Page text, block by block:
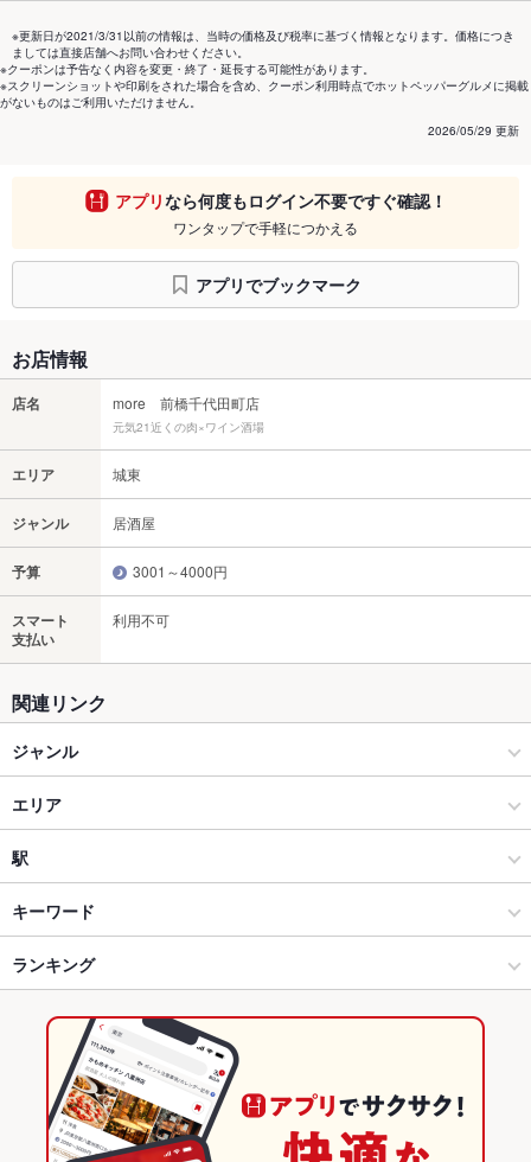
※更新日が2021/3/31以前の情報は、当時の価格及び税率に基づく情報となります。価格につき
ましては直接店舗へお問い合わせください。
※クーポンは予告なく内容を変更・終了・延長する可能性があります。
※スクリーンショットや印刷をされた場合を含め、クーポン利用時点でホットペッパーグルメに掲載
がないものはご利用いただけません。
2026/05/29 更新
アプリなら何度もログイン不要ですぐ確認！
ワンタップで手軽につかえる
アプリでブックマーク
お店情報
店名 more 前橋千代田町店
元気21近くの肉×ワイン酒場
エリア 城東
ジャンル 居酒屋
予算 3001～4000円
スマート
支払い
利用不可
関連リンク
ジャンル
居酒屋
洋・和洋・各国料理・その他
前橋 × 居酒屋
前橋 × 洋・和洋・各国料理・その他
中央前橋駅 × 居酒屋
中央前橋駅 × 洋・和洋・各国料理・その他
ダイニングバー・バル
エリア
城東
城東 × 居酒屋
城東 × 洋・和洋・各国料理・その他
城東 × ダイニングバー・バル
城東 × 洋・和洋・各国料理・その他
駅
新前橋駅
中央前橋駅
前橋駅
キーワード
からあげ 鴨肉
ペスカトーレ 生パスタ ピザ
ジェノベーゼピザ ビスマルクピザ
ランキング
群馬のグルメランキング
群馬の居酒屋ランキング
前橋のグルメランキング